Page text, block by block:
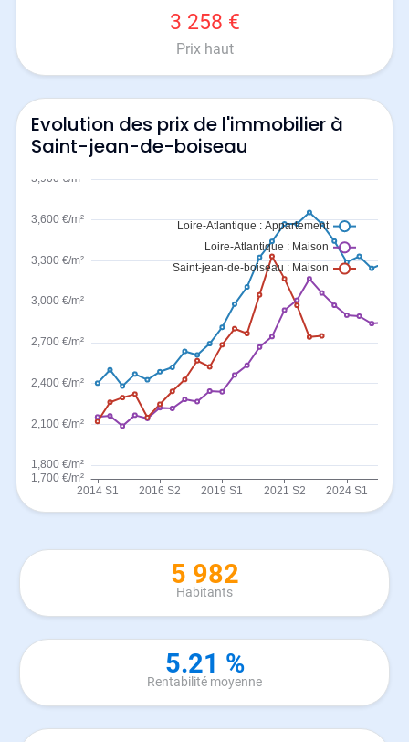
3 258 €
Prix haut
Evolution des prix de l'immobilier à
Saint-jean-de-boiseau
5 982
Habitants
5.21 %
Rentabilité moyenne